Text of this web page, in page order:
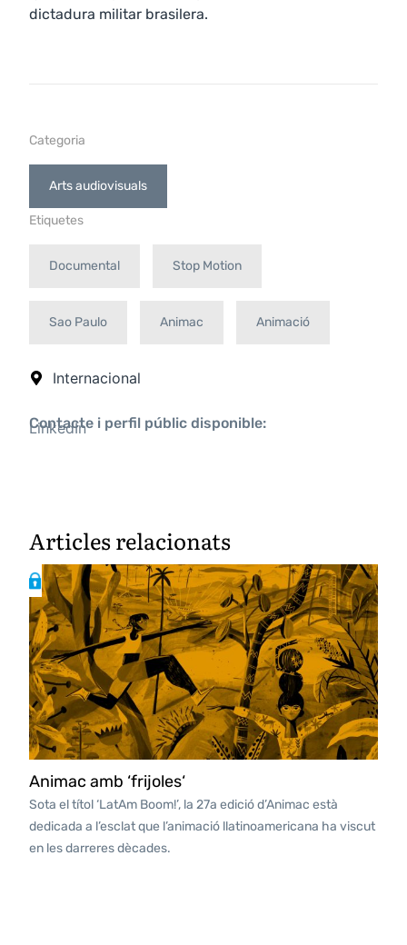
dictadura militar brasilera.
Categoria
Arts audiovisuals
Etiquetes
Documental Stop Motion
Sao Paulo Animac Animació
Internacional
Contacte i perfil públic disponible:
LinkedIn
Articles relacionats
Animac amb ‘frijoles‘
Sota el títol ‘LatAm Boom!’, la 27a edició d’Animac està
dedicada a l’esclat que l’animació llatinoamericana ha viscut
en les darreres dècades.